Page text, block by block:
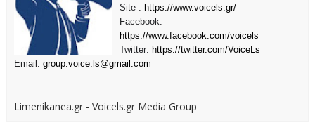
Site : https://www.voicels.gr/
Facebook:
https://www.facebook.com/voicels
Twitter: https://twitter.com/VoiceLs
Email: group.voice.ls@gmail.com
Limenikanea.gr - Voicels.gr Media Group